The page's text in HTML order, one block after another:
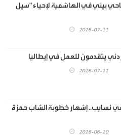
بيئي في الهاشمية لإحياء "سيل
2026-07-11
2026-07-11
نسايب.. إشهار خطوبة الشاب حمزة
2026-06-20